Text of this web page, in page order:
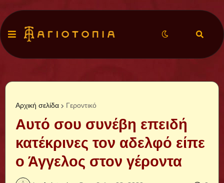
Αρχική σελίδα Γεροντικό
Αυτό σου συνέβη επειδή
κατέκρινες τον αδελφό είπε
ο Άγγελος στον γέροντα